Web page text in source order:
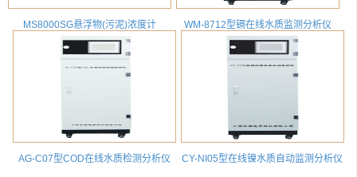
MS8000SG悬浮物(污泥)浓度计 WM-8712型镉在线水质监测分析仪
AG-C07型COD在线水质检测分析仪 CY-NI05型在线镍水质自动监测分析仪